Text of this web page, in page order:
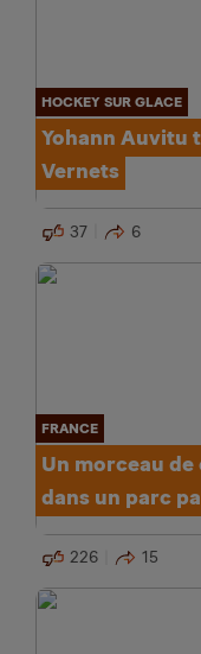
HOCKEY SUR GLACE
Yohann Auvitu
Vernets
37 6
FRANCE
Un morceau
dans un parc
226 15